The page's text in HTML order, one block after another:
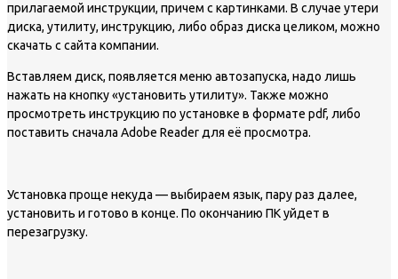
прилагаемой инструкции, причем с картинками. В случае утери
диска, утилиту, инструкцию, либо образ диска целиком, можно
скачать с сайта компании.
Вставляем диск, появляется меню автозапуска, надо лишь
нажать на кнопку «установить утилиту». Также можно
просмотреть инструкцию по установке в формате pdf, либо
поставить сначала Adobe Reader для её просмотра.
Установка проще некуда — выбираем язык, пару раз далее,
установить и готово в конце. По окончанию ПК уйдет в
перезагрузку.